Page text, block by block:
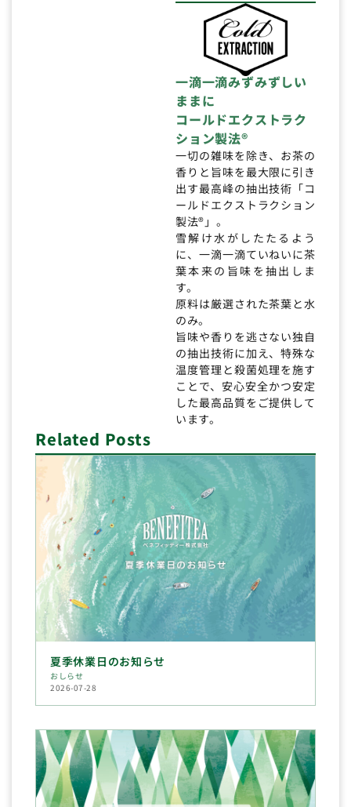
一滴一滴みずみずしい
ままに
コールドエクストラク
ション製法®
一切の雑味を除き、お茶の
香りと旨味を最大限に引き
出す最高峰の抽出技術「コ
ールドエクストラクション
製法®」。
雪解け水がしたたるよう
に、一滴一滴ていねいに茶
葉本来の旨味を抽出しま
す。
原料は厳選された茶葉と水
のみ。
旨味や香りを逃さない独自
の抽出技術に加え、特殊な
温度管理と殺菌処理を施す
ことで、安心安全かつ安定
した最高品質をご提供して
います。
Related Posts
夏季休業日のお知らせ
おしらせ
2026-07-28